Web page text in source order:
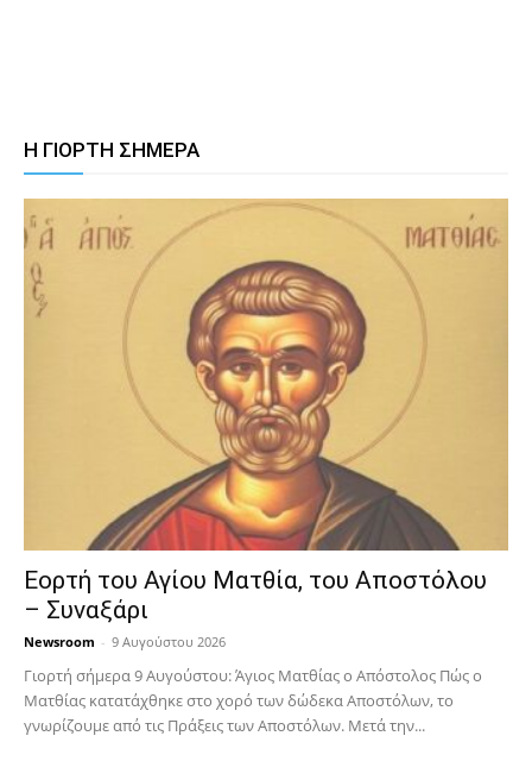
Η ΓΙΟΡΤΗ ΣΗΜΕΡΑ
Εορτή του Αγίου Ματθία, του Αποστόλου
– Συναξάρι
Newsroom - 9 Αυγούστου 2026
Γιορτή σήμερα 9 Αυγούστου: Άγιος Ματθίας ο Απόστολος Πώς ο
Ματθίας κατατάχθηκε στο χορό των δώδεκα Αποστόλων, το
γνωρίζουμε από τις Πράξεις των Αποστόλων. Μετά την...